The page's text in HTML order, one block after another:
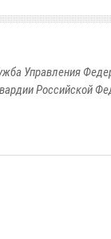
Управления
Российской